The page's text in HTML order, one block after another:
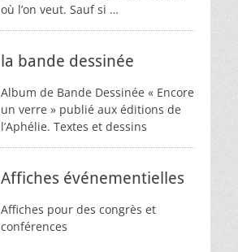
où l’on veut. Sauf si …
la bande dessinée
Album de Bande Dessinée « Encore
un verre » publié aux éditions de
l’Aphélie. Textes et dessins
Affiches événementielles
Affiches pour des congrès et
conférences